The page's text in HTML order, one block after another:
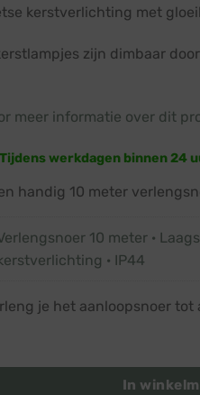
kerstverlichting met
zijn dimbaar
meer informatie over dit
werkdagen binnen 24
handig 10 meter
10 meter ·
· IP44
je het aanloopsnoer
LED · Soft gold · Zwart
In